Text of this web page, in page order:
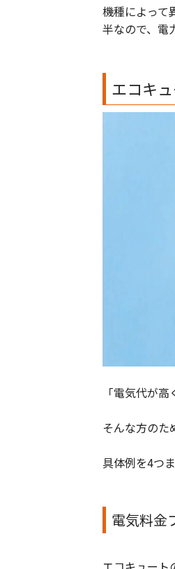
機種によって
半なので、電
エコキ
「電気代が
そんな方のた
具体例を4つ
電気料金